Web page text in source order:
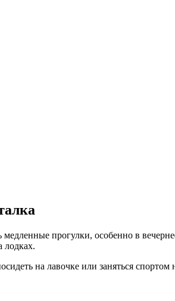
прогулки, особенно в
лодках.
на лавочке или заняться